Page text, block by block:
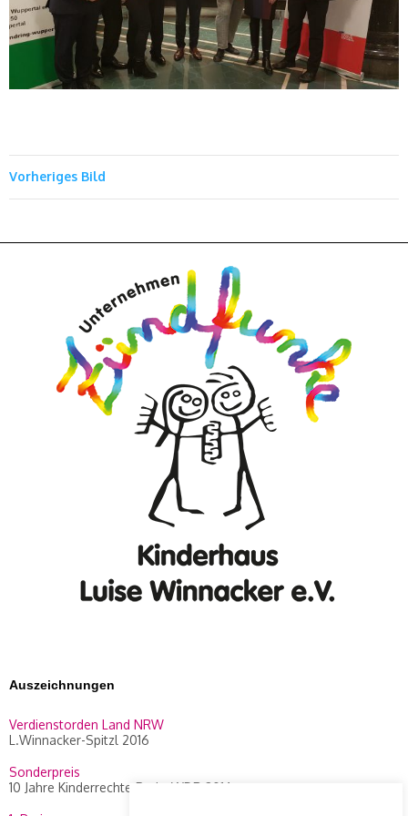
Vorheriges Bild
Auszeichnungen
Verdienstorden Land NRW
L.Winnacker-Spitzl 2016
Sonderpreis
10 Jahre Kinderrechte Preis, WDR 2014